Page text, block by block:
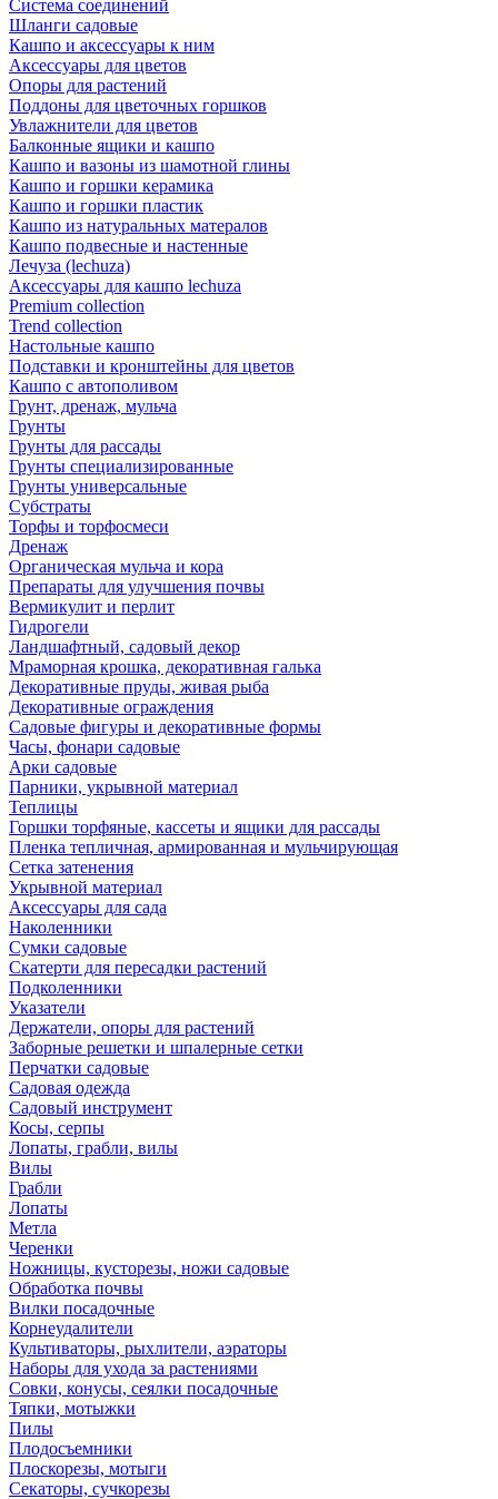
Система соединений
Шланги садовые
Кашпо и аксессуары к ним
Аксессуары для цветов
Опоры для растений
Поддоны для цветочных горшков
Увлажнители для цветов
Балконные ящики и кашпо
Кашпо и вазоны из шамотной глины
Кашпо и горшки керамика
Кашпо и горшки пластик
Кашпо из натуральных матералов
Кашпо подвесные и настенные
Лечуза (lechuza)
Аксессуары для кашпо lechuza
Premium collection
Trend collection
Настольные кашпо
Подставки и кронштейны для цветов
Кашпо с автополивом
Грунт, дренаж, мульча
Грунты
Грунты для рассады
Грунты специализированные
Грунты универсальные
Субстраты
Торфы и торфосмеси
Дренаж
Органическая мульча и кора
Препараты для улучшения почвы
Вермикулит и перлит
Гидрогели
Ландшафтный, садовый декор
Мраморная крошка, декоративная галька
Декоративные пруды, живая рыба
Декоративные ограждения
Садовые фигуры и декоративные формы
Часы, фонари садовые
Арки садовые
Парники, укрывной материал
Теплицы
Горшки торфяные, кассеты и ящики для рассады
Пленка тепличная, армированная и мульчирующая
Сетка затенения
Укрывной материал
Аксессуары для сада
Наколенники
Сумки садовые
Скатерти для пересадки растений
Подколенники
Указатели
Держатели, опоры для растений
Заборные решетки и шпалерные сетки
Перчатки садовые
Садовая одежда
Садовый инструмент
Косы, серпы
Лопаты, грабли, вилы
Вилы
Грабли
Лопаты
Метла
Черенки
Ножницы, кусторезы, ножи садовые
Обработка почвы
Вилки посадочные
Корнеудалители
Культиваторы, рыхлители, аэраторы
Наборы для ухода за растениями
Совки, конусы, сеялки посадочные
Тяпки, мотыжки
Пилы
Плодосъемники
Плоскорезы, мотыги
Секаторы, сучкорезы